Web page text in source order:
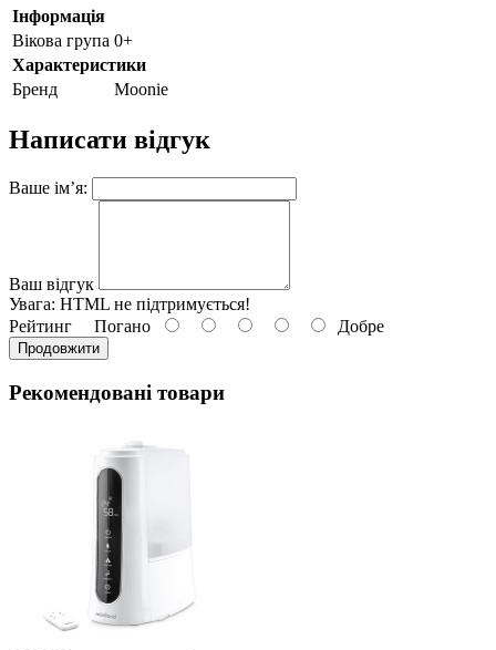
Інформація
Вікова група 0+
Характеристики
Бренд
Moonie
Написати відгук
Ваше ім’я:
Ваш відгук
Увага: HTML не підтримується!
Рейтинг Погано Добре
Продовжити
Рекомендовані товари